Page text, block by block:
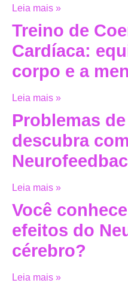
Leia mais »
Treino de
Cardíaca:
corpo e a
Leia mais »
Problemas
descubra
Leia mais »
Você
efeitos do
cérebro?
Leia mais »